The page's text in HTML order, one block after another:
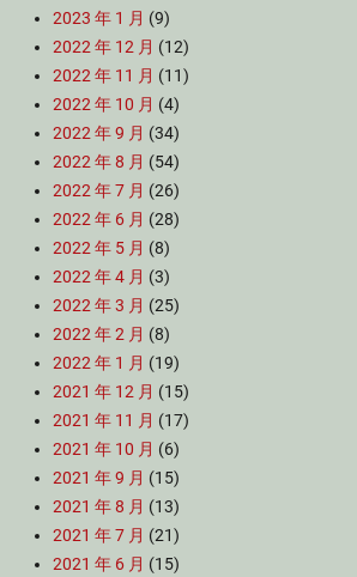
2023 年 1 月 (9)
2022 年 12 月 (12)
2022 年 11 月 (11)
2022 年 10 月 (4)
2022 年 9 月 (34)
2022 年 8 月 (54)
2022 年 7 月 (26)
2022 年 6 月 (28)
2022 年 5 月 (8)
2022 年 4 月 (3)
2022 年 3 月 (25)
2022 年 2 月 (8)
2022 年 1 月 (19)
2021 年 12 月 (15)
2021 年 11 月 (17)
2021 年 10 月 (6)
2021 年 9 月 (15)
2021 年 8 月 (13)
2021 年 7 月 (21)
2021 年 6 月 (15)